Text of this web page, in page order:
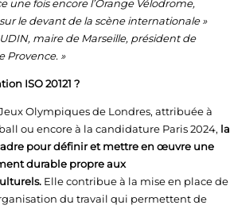
une fois encore l’Orange Vélodrome,
le devant de la scène internationale »
maire de Marseille, président de
Provence. »
ISO 20121 ?
Olympiques de Londres, attribuée à
ou encore à la candidature Paris 2024, la
pour définir et mettre en œuvre une
durable propre aux
Elle contribue à la mise en place de
du travail qui permettent de